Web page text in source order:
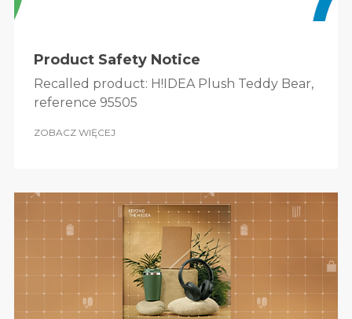
Product Safety Notice
Recalled product: H!IDEA Plush Teddy Bear,
reference 95505
ZOBACZ WIĘCEJ